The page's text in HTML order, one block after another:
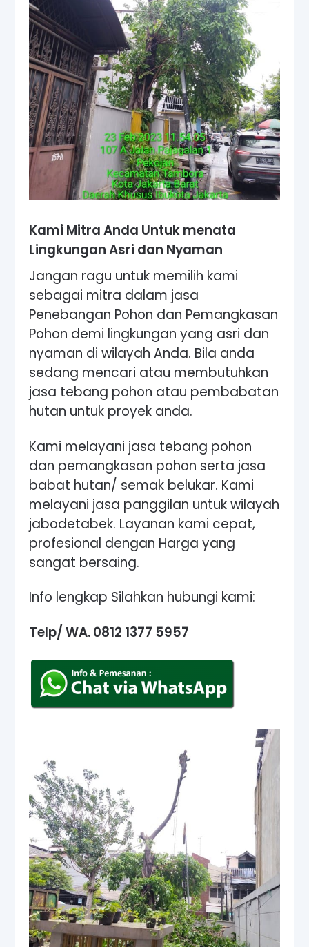
Kami Mitra Anda Untuk menata
Lingkungan Asri dan Nyaman
Jangan ragu untuk memilih kami
sebagai mitra dalam jasa
Penebangan Pohon dan Pemangkasan
Pohon demi lingkungan yang asri dan
nyaman di wilayah Anda. Bila anda
sedang mencari atau membutuhkan
jasa tebang pohon atau pembabatan
hutan untuk proyek anda.
Kami melayani jasa tebang pohon
dan pemangkasan pohon serta jasa
babat hutan/ semak belukar. Kami
melayani jasa panggilan untuk wilayah
jabodetabek. Layanan kami cepat,
profesional dengan Harga yang
sangat bersaing.
Info lengkap Silahkan hubungi kami:
Telp/ WA.0812 1377 5957